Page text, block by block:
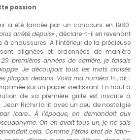
passion
a été lancée par un concours en 1980.
arrêté depuis« , déclare-t-il en revenant
à chaussures. A l’intérieur de la précieuse
alignées et ordonnées de manière
premières années de carrière, je faisais
Je découpais tous les mots croisés
plaçais dedans. Voilà ma numéro 1« , dit-
sur un papier vieillissant. En haut à
de sa première grille est inscrite à
Jean Richir la lit avec un peu de nostalgie
Icare… À l’époque, on demandait aux
On en avait tous un, je ne sais
cela. Comme j’étais prof de latin-